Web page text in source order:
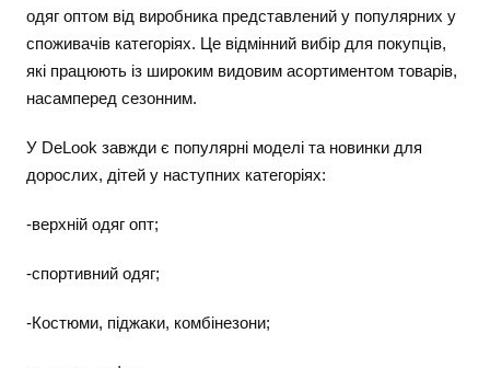
одяг оптом від виробника представлений у популярних у
споживачів категоріях. Це відмінний вибір для покупців,
які працюють із широким видовим асортиментом товарів,
насамперед сезонним.
У DeLook завжди є популярні моделі та новинки для
дорослих, дітей у наступних категоріях:
-верхній одяг опт;
-спортивний одяг;
-Костюми, піджаки, комбінезони;